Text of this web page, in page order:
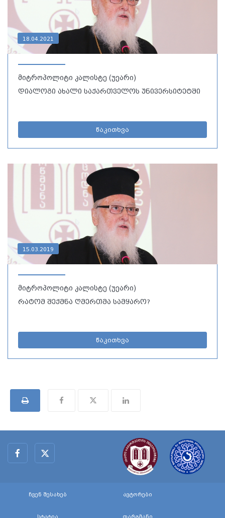
18.04.2021
მიტროპოლიტი კალისტე (უეარი)
დიალოგი ახალი საქართველოს უნივერსიტეტში
წაკითხვა
15.03.2019
მიტროპოლიტი კალისტე (უეარი)
რატომ შექმნა ღმერთმა სამყარო?
წაკითხვა
ჩვენ შესახებ ავტორები